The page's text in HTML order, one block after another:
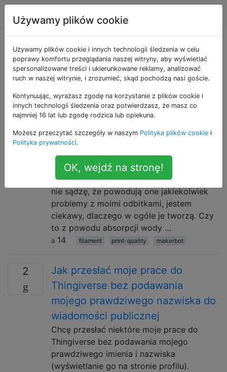
drukowanie 3d
Pytania otagowane
jako makerbot
6
Co powoduje bąbelki w
wytłaczanym filamencie?
Zauważyłem to na prawie każdym
wydruku, jaki kiedykolwiek miałem. W
pierwszym pierwszym wierszu, który
usuwa dyszę wytłaczarki, na linii wydają się
tworzyć małe pęcherzyki / kratery. Chociaż
nie sądzę, że powodują one jakiekolwiek
problemy z moimi odbitkami, jestem
ciekawy, dlaczego w ogóle je tworzą. Czy
to z powodu absorpcji wody …
14
filament print-quality makerbot
2
Jak przesłać moje prace do
Thingiverse bez podawania
mojego prawdziwego nazwiska do
wiadomości publicznej
Chcę przesłać niektóre moje prace do
Thingiverse bez podawania mojego
prawdziwego imienia i nazwiska
(wyświetlanie go na stronie profilu).
Używamy plików cookie
Używamy plików cookie i innych technologii śledzenia w celu
poprawy komfortu przeglądania naszej witryny, aby wyświetlać
spersonalizowane treści i ukierunkowane reklamy, analizować
ruch w naszej witrynie, i zrozumieć, skąd pochodzą nasi goście.
Kontynuując, wyrażasz zgodę na korzystanie z plików cookie i
innych technologii śledzenia oraz potwierdzasz, że masz co
najmniej 16 lat lub zgodę rodzica lub opiekuna.
Możesz przeczytać szczegóły w naszym Polityka plików cookie i
Polityka prywatności.
OK, wejdź na stronę!